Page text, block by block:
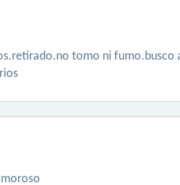
tomo ni fumo.busco